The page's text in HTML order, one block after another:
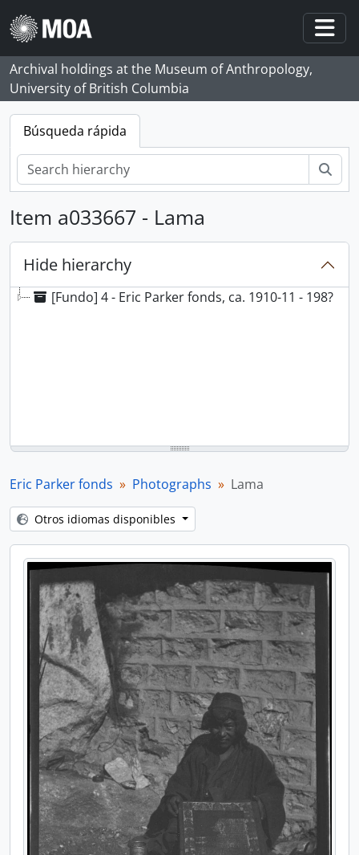
Skip to main content
Archival holdings at the Museum of Anthropology,
University of British Columbia
Búsqueda rápida
Item a033667 - Lama
Hide hierarchy
[Fundo] 4 - Eric Parker fonds, ca. 1910-11 - 198?
Eric Parker fonds Photographs Lama
Otros idiomas disponibles